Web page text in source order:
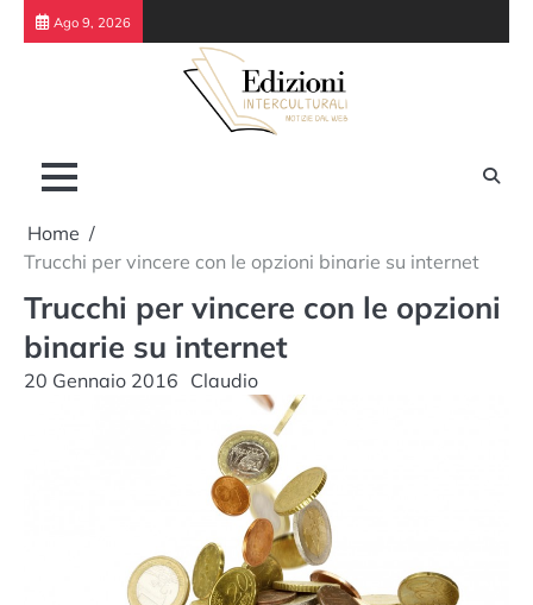
Skip
Ago 9, 2026
Home
Trucchi per vincere con le opzioni binarie su internet
Trucchi per vincere con le opzioni
binarie su internet
20 Gennaio 2016 Claudio